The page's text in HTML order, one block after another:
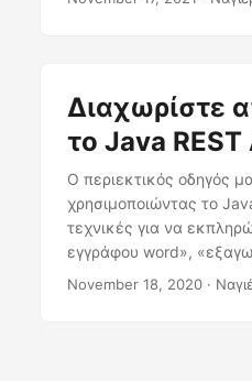
Διαχωρίστε
το Java REST
Ο περιεκτικός οδηγός
χρησιμοποιώντας το
τεχνικές για να
εγγράφου word»,
November 18, 2020 ·